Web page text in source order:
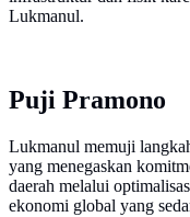
Lukmanul.
Puji Pramono
Lukmanul memuji
yang menegaskan
daerah melalui
ekonomi global yang